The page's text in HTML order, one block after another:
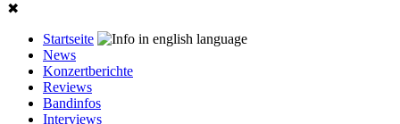
✖
Startseite
News
Konzertberichte
Reviews
Bandinfos
Interviews